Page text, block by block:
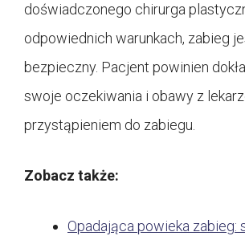
doświadczonego chirurga
odpowiednich warunkach, zabieg
bezpieczny. Pacjent powinien
swoje oczekiwania i obawy z
przystąpieniem do zabiegu.
Zobacz także:
Opadająca powieka zabieg: